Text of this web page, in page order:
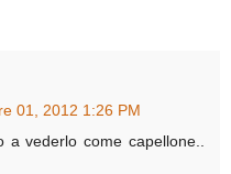
01, 2012 1:26 PM
vederlo come capellone..